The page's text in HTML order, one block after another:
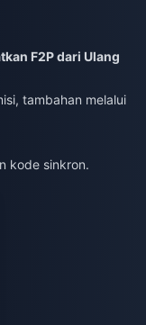
F2P dari Ulang
tambahan melalui
kode sinkron.